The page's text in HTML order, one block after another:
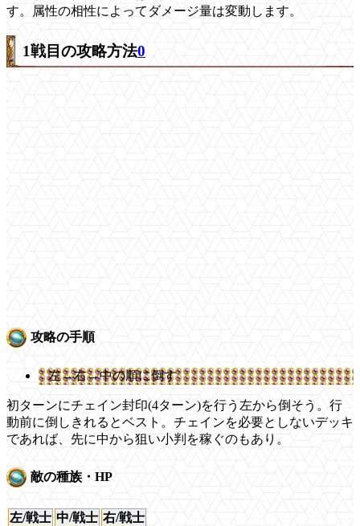
す。属性の相性によってダメージ量は変動します。
1戦目の攻略方法0
攻略の手順
左→右→中の順に倒す
初ターンにチェイン封印(4ターン)を行う左から倒そう。行
動前に倒しきれるとベスト。チェインを必要としないデッキ
であれば、先に中から狙い小判を稼ぐのもあり。
敵の種族・HP
左/戦士 中/戦士 右/戦士